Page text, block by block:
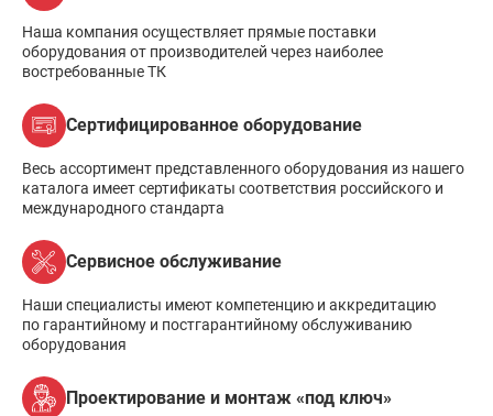
Наша компания осуществляет прямые поставки
оборудования от производителей через наиболее
востребованные ТК
Сертифицированное оборудование
Весь ассортимент представленного оборудования из нашего
каталога имеет сертификаты соответствия российского и
международного стандарта
Сервисное обслуживание
Наши специалисты имеют компетенцию и аккредитацию
по гарантийному и постгарантийному обслуживанию
оборудования
Проектирование и монтаж «под ключ»